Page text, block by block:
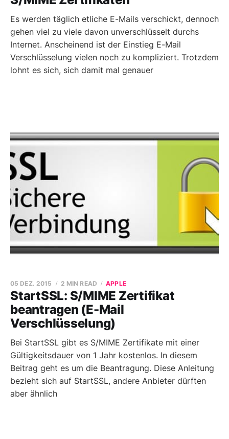
Es werden täglich etliche E-Mails verschickt, dennoch
gehen viel zu viele davon unverschlüsselt durchs
Internet. Anscheinend ist der Einstieg E-Mail
Verschlüsselung vielen noch zu kompliziert. Trotzdem
lohnt es sich, sich damit mal genauer
StartSSL: S/MIME Zertifikat
beantragen (E-Mail
Verschlüsselung)
05 DEZ. 2015 2 MIN READ APPLE
Bei StartSSL gibt es S/MIME Zertifikate mit einer
Gültigkeitsdauer von 1 Jahr kostenlos. In diesem
Beitrag geht es um die Beantragung. Diese Anleitung
bezieht sich auf StartSSL, andere Anbieter dürften
aber ähnlich